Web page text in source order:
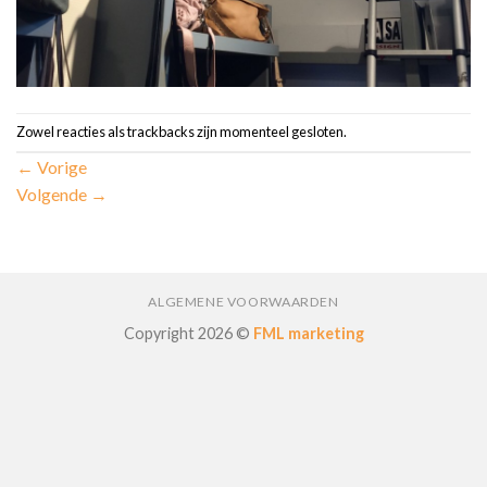
Zowel reacties als trackbacks zijn momenteel gesloten.
← Vorige
Volgende →
ALGEMENE VOORWAARDEN
Copyright 2026 © FML marketing